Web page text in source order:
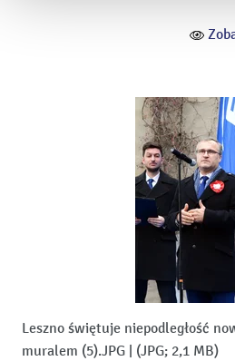
Leszno świętuje niepodległość
muralem (5).JPG
(JPG; 2,1 MB)